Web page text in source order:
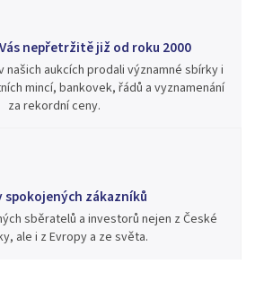
nepřetržitě již od roku 2000
našich aukcích prodali významné sbírky i
mincí, bankovek, řádů a vyznamenání
za rekordní ceny.
spokojených zákazníků
sběratelů a investorů nejen z České
ale i z Evropy a ze světa.